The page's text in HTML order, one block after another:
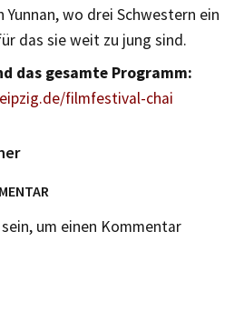
wo drei Schwestern ein
das sie weit zu jung sind.
das gesamte Programm:
filmfestival-chai
sein, um einen Kommentar